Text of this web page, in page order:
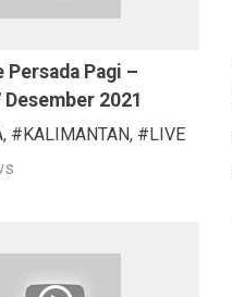
Persada Pagi –
2021
, #KALIMANTAN, #LIVE